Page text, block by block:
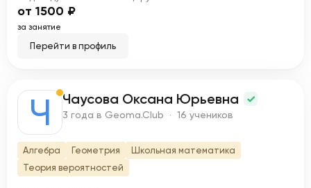
от 1500 ₽
за занятие
Перейти в профиль
Ч Чаусова Оксана Юрьевна
3 года в Geoma.Club · 16 учеников
Алгебра Геометрия
Школьная математика
Теория вероятностей